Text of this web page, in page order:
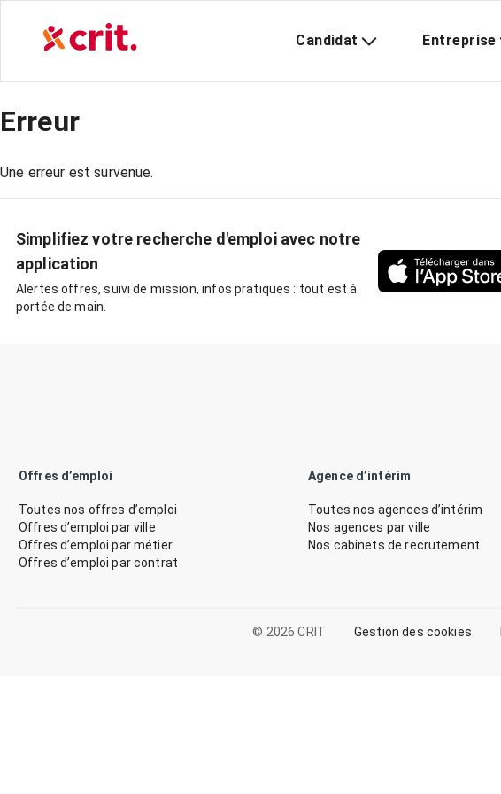
Candidat Entreprise
Erreur
Une erreur est survenue.
Simplifiez votre recherche d'emploi avec notre
application
Alertes offres, suivi de mission, infos pratiques : tout est à
portée de main.
Offres d’emploi
Toutes nos offres d’emploi
Offres d’emploi par ville
Offres d’emploi par métier
Offres d’emploi par contrat
Agence d’intérim
Toutes nos agences d’intérim
Nos agences par ville
Nos cabinets de recrutement
© 2026 CRIT Gestion des cookies